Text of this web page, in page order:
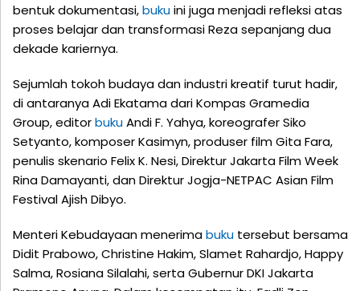
bentuk dokumentasi,bukuini juga menjadi refleksi atas
proses belajar dan transformasi Reza sepanjang dua
dekade kariernya.
Sejumlah tokoh budaya dan industri kreatif turut hadir,
di antaranya Adi Ekatama dari Kompas Gramedia
Group, editorbukuAndi F. Yahya, koreografer Siko
Setyanto, komposer Kasimyn, produser film Gita Fara,
penulis skenario Felix K. Nesi, Direktur Jakarta Film Week
Rina Damayanti, dan Direktur Jogja-NETPAC Asian Film
Festival Ajish Dibyo.
Menteri Kebudayaan menerimabuku tersebut bersama
Didit Prabowo, Christine Hakim, Slamet Rahardjo, Happy
Salma, Rosiana Silalahi, serta Gubernur DKI Jakarta